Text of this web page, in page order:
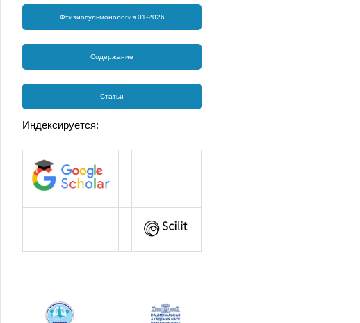
Фтизиопульмонология 01-2026
Содержание
Статьи
Индексируется: